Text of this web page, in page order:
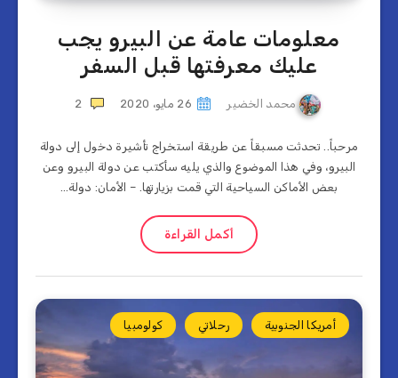
معلومات عامة عن البيرو يجب
عليك معرفتها قبل السفر
محمد الخضير 26 مايو، 2020 2
مرحباً.. تحدثت مسبقاً عن طريقة استخراج تأشيرة دخول إلى دولة
البيرو، وفي هذا الموضوع والذي يليه سأكتب عن دولة البيرو وعن
بعض الأماكن السياحية التي قمت بزيارتها. – الأمان: دولة…
أكمل القراءة
أمريكا الجنوبية رحلاتي كولومبيا